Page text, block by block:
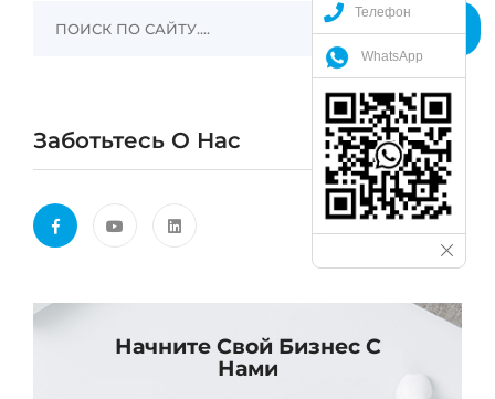
Заботьтесь О Нас
Начните Свой Бизнес С
Нами
Телефон
WhatsApp